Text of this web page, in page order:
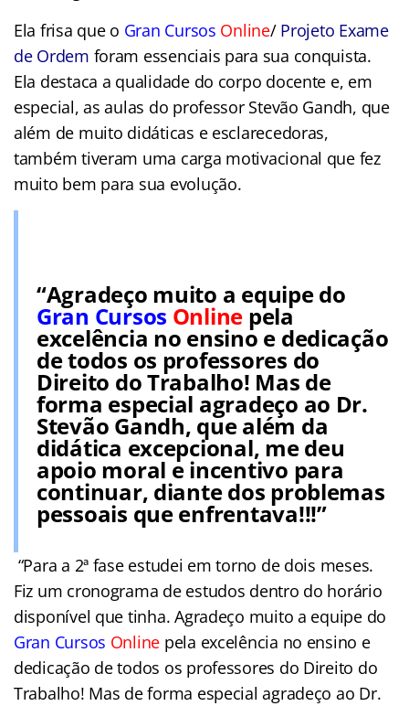
Ela frisa que o Gran Cursos Online/Projeto Exame
de Ordem foram essenciais para sua conquista.
Ela destaca a qualidade do corpo docente e, em
especial, as aulas do professor Stevão Gandh, que
além de muito didáticas e esclarecedoras,
também tiveram uma carga motivacional que fez
muito bem para sua evolução.
“Agradeço muito a equipe do
Gran Cursos Online pela
excelência no ensino e dedicação
de todos os professores do
Direito do Trabalho! Mas de
forma especial agradeço ao Dr.
Stevão Gandh, que além da
didática excepcional, me deu
apoio moral e incentivo para
continuar, diante dos problemas
pessoais que enfrentava!!!”
“Para a 2ª fase estudei em torno de dois meses.
Fiz um cronograma de estudos dentro do horário
disponível que tinha. Agradeço muito a equipe do
Gran Cursos Online pela excelência no ensino e
dedicação de todos os professores do Direito do
Trabalho! Mas de forma especial agradeço ao Dr.